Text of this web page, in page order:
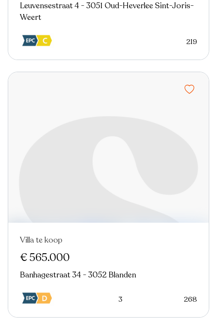
Leuvensestraat 4 - 3051 Oud-Heverlee Sint-Joris-
Weert
219
Villa te koop
€ 565.000
Banhagestraat 34 - 3052 Blanden
3 268